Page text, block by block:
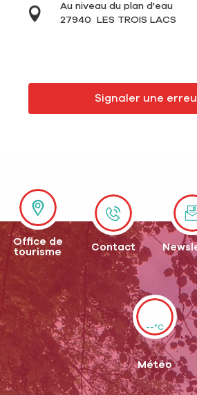
Au niveau du plan d'eau
27940
LES TROIS LACS
Signaler une
Office de
tourisme
Contact
--°C
Météo